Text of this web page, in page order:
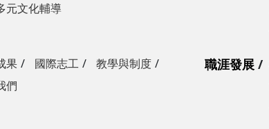
元文化輔導
果 國際志工
教學與制度
們
職涯發展